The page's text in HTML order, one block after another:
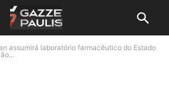
assumirá laboratório farmacêutico do Estado